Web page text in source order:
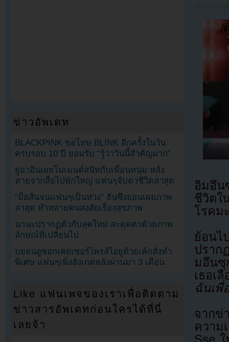
อิมอึน
ชีวิตใ
โรคม
ย้อนไ
ปราก
มอึนซุ
เธอเ
ฉันเพื่
จากข่
ความ
ข่าวอัพเดท
BLACKPINK ขอโทษ BLINK อีกครั้งในวัน
ครบรอบ 10 ปี ยอมรับ “รู้ว่าวันนี้สำคัญมาก”
ยูอาอินเผยโมเมนต์สนิทกับเพื่อนหนุ่ม หลัง
หายจากสื่อไปพักใหญ่ แฟนๆจับตาชีวิตล่าสุด
“มือสั่นจนแฟนๆเป็นห่วง” ฮันซึงยอนเผยภาพ
ล่าสุด ทำหลายคนสงสัยเรื่องสุขภาพ
นานะปรากฏตัวกับลุคใหม่ สะดุดตาด้วยภาพ
ลักษณ์ที่เปลี่ยนไป
บยอนอูซอกเคยเซอร์ไพรส์ไอยูด้วยเค้กสั่งทำ
พิเศษ แฟนๆเพิ่งสังเกตหลังผ่านมา 3 เดือน
Like แฟนเพจของเราเพื่อติดตาม
ข่าวสารอัพเดทก่อนใครได้ที่นี่
เลยจ้า